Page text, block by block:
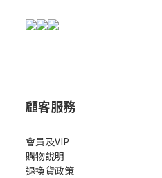
顧客服務
會員及VIP
購物說明
退換貨政策